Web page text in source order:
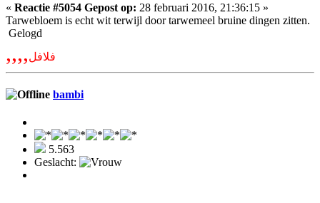
« Reactie #5054 Gepost op: 28 februari 2016, 21:36:15 »
Tarwebloem is echt wit terwijl door tarwemeel bruine dingen zitten.
Gelogd
,,,,فلافل
bambi
5.563
Geslacht: